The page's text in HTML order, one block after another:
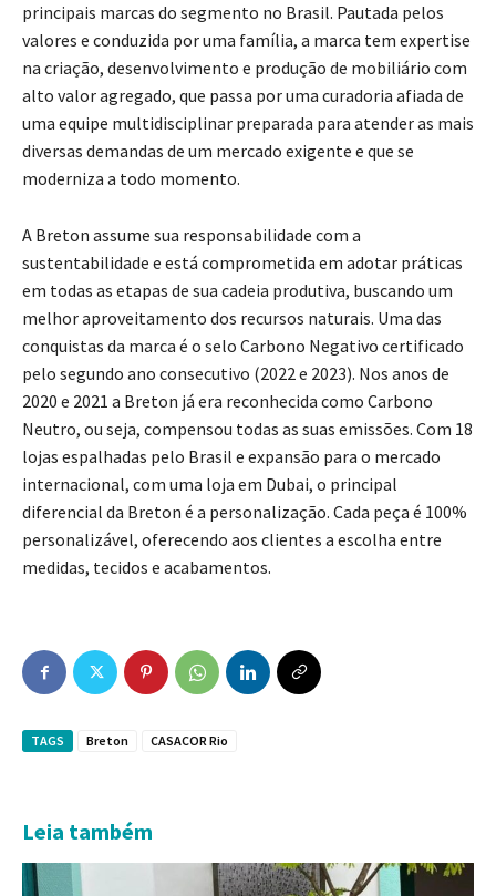
principais marcas do segmento no Brasil. Pautada pelos
valores e conduzida por uma família, a marca tem expertise
na criação, desenvolvimento e produção de mobiliário com
alto valor agregado, que passa por uma curadoria afiada de
uma equipe multidisciplinar preparada para atender as mais
diversas demandas de um mercado exigente e que se
moderniza a todo momento.
A Breton assume sua responsabilidade com a
sustentabilidade e está comprometida em adotar práticas
em todas as etapas de sua cadeia produtiva, buscando um
melhor aproveitamento dos recursos naturais. Uma das
conquistas da marca é o selo Carbono Negativo certificado
pelo segundo ano consecutivo (2022 e 2023). Nos anos de
2020 e 2021 a Breton já era reconhecida como Carbono
Neutro, ou seja, compensou todas as suas emissões. Com 18
lojas espalhadas pelo Brasil e expansão para o mercado
internacional, com uma loja em Dubai, o principal
diferencial da Breton é a personalização. Cada peça é 100%
personalizável, oferecendo aos clientes a escolha entre
medidas, tecidos e acabamentos.
TAGS Breton CASACOR Rio
Leia também